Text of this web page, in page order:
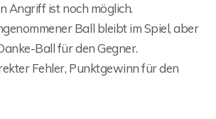
Angriff ist noch möglich.
Ball bleibt im Spiel, aber
Ball für den Gegner.
Fehler, Punktgewinn für den